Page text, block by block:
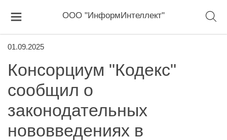
ООО "ИнформИнтеллект"
01.09.2025
Консорциум "Кодекс"
сообщил о
законодательных
нововведениях в